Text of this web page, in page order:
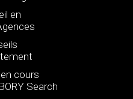
en
cours
Search